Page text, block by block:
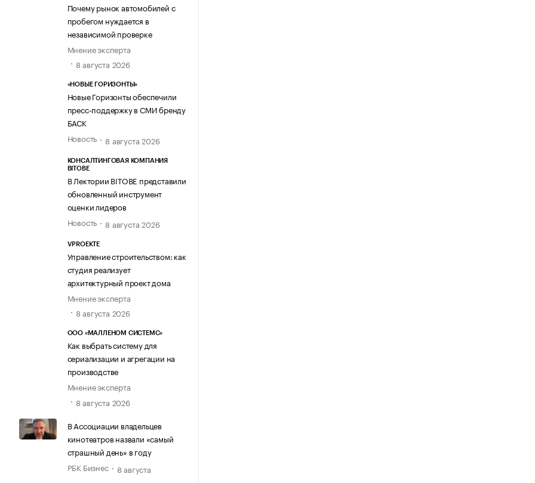
Почему рынок автомобилей с
пробегом нуждается в
независимой проверке
Мнение эксперта
8 августа 2026
«НОВЫЕ ГОРИЗОНТЫ»
Новые Горизонты обеспечили
пресс-поддержку в СМИ бренду
БАСК
Новость
8 августа 2026
КОНСАЛТИНГОВАЯ КОМПАНИЯ
BITOBE
В Лектории BITOBE представили
обновленный инструмент
оценки лидеров
Новость
8 августа 2026
VPROEKTE
Управление строительством: как
студия реализует
архитектурный проект дома
Мнение эксперта
8 августа 2026
ООО «МАЛЛЕНОМ СИСТЕМС»
Как выбрать систему для
сериализации и агрегации на
производстве
Мнение эксперта
8 августа 2026
В Ассоциации владельцев
кинотеатров назвали «самый
страшный день» в году
РБК Бизнес
8 августа